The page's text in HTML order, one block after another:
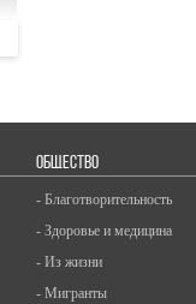
ОБЩЕСТВО
- Благотворительность
- Здоровье и медицина
- Из жизни
- Мигранты